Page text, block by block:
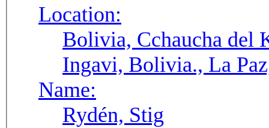
Location:
Bolivia, Cchaucha del
Ingavi, Bolivia., La
Name:
Rydén, Stig